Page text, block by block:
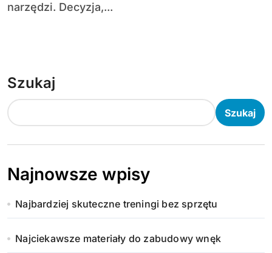
narzędzi. Decyzja,...
Szukaj
Szukaj
Najnowsze wpisy
Najbardziej skuteczne treningi bez sprzętu
Najciekawsze materiały do zabudowy wnęk